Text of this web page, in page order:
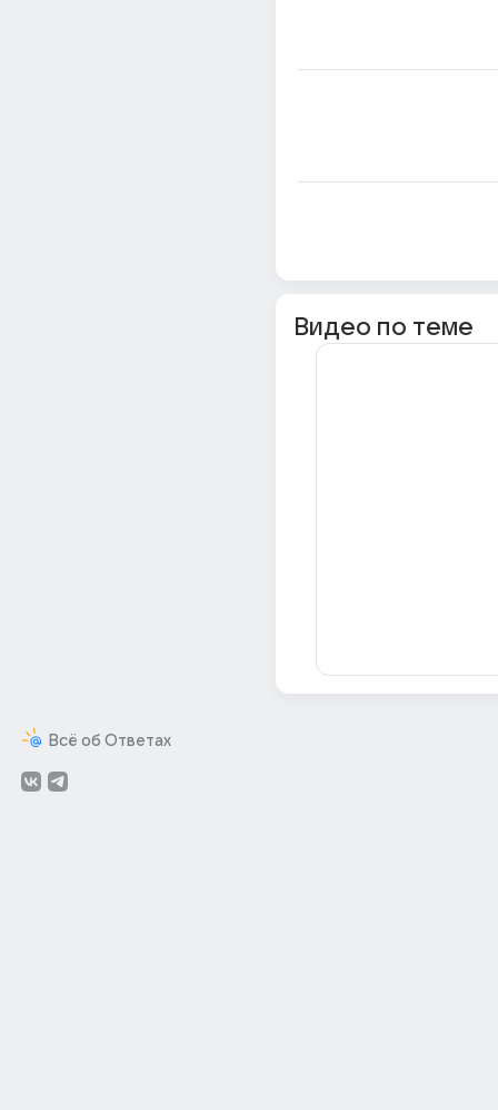
Всё об Ответах
Видео по теме